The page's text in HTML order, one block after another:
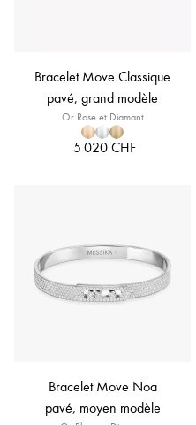
Bracelet Move Classique
pavé, grand modèle
Or Rose et Diamant
5 020 CHF
Bracelet Move Noa
pavé, moyen modèle